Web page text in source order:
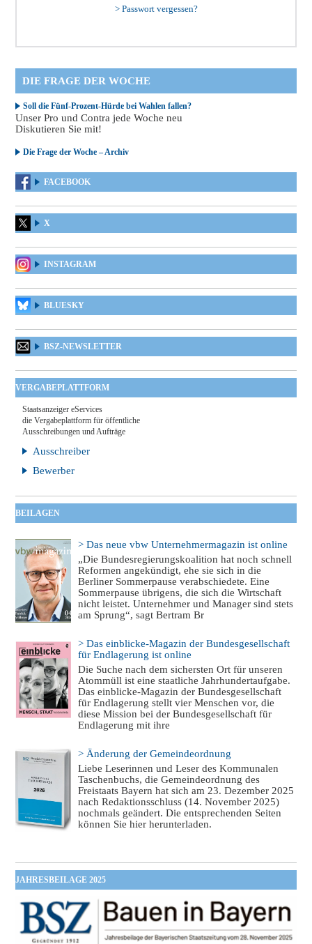
> Passwort vergessen?
DIE FRAGE DER WOCHE
Soll die Fünf-Prozent-Hürde bei Wahlen fallen?
Unser Pro und Contra jede Woche neu
Diskutieren Sie mit!
Die Frage der Woche – Archiv
FACEBOOK
X
INSTAGRAM
BLUESKY
BSZ-NEWSLETTER
VERGABEPLATTFORM
Staatsanzeiger eServices
die Vergabeplattform für öffentliche
Ausschreibungen und Aufträge
Ausschreiber
Bewerber
BEILAGEN
> Das neue vbw Unternehmermagazin ist online
„Die Bundesregierungskoalition hat noch schnell
Reformen angekündigt, ehe sie sich in die
Berliner Sommerpause verabschiedete. Eine
Sommerpause übrigens, die sich die Wirtschaft
nicht leistet. Unternehmer und Manager sind stets
am Sprung“, sagt Bertram Br
> Das einblicke-Magazin der Bundesgesellschaft
für Endlagerung ist online
Die Suche nach dem sichersten Ort für unseren
Atommüll ist eine staatliche Jahrhundertaufgabe.
Das einblicke-Magazin der Bundesgesellschaft
für Endlagerung stellt vier Menschen vor, die
diese Mission bei der Bundesgesellschaft für
Endlagerung mit ihre
> Änderung der Gemeindeordnung
Liebe Leserinnen und Leser des Kommunalen
Taschenbuchs, die Gemeindeordnung des
Freistaats Bayern hat sich am 23. Dezember 2025
nach Redaktionsschluss (14. November 2025)
nochmals geändert. Die entsprechenden Seiten
können Sie hier herunterladen.
JAHRESBEILAGE 2025